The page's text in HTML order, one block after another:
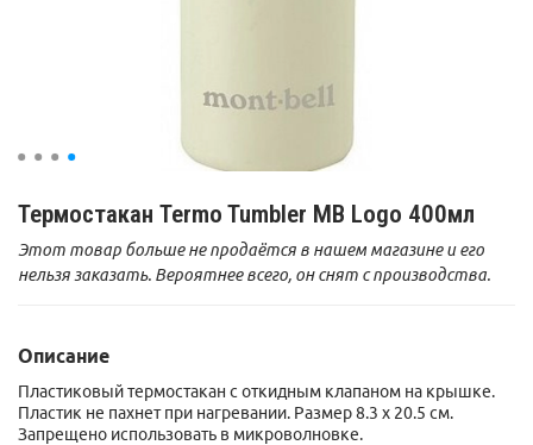
Термостакан Termo Tumbler MB Logo 400мл
Этот товар больше не продаётся в нашем магазине и его
нельзя заказать. Вероятнее всего, он снят с производства.
Описание
Пластиковый термостакан с откидным клапаном на крышке.
Пластик не пахнет при нагревании. Размер8.3 х 20.5 см.
Запрещено использовать в микроволновке.